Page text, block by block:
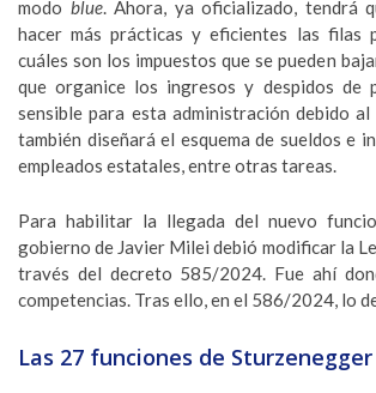
modo blue. Ahora, ya oficializado, tendrá
hacer más prácticas y eficientes las filas
cuáles son los impuestos que se pueden
que organice los ingresos y despidos de
sensible para esta administración debido
también diseñará el esquema de sueldos e
empleados estatales, entre otras tareas.
Para habilitar la llegada del nuevo
gobierno de Javier Milei debió modificar la
través del decreto 585/2024. Fue ahí
competencias. Tras ello, en el 586/2024, lo
Las 27 funciones de Sturzenegger